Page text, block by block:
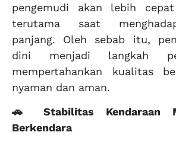
pengemudi akan lebih
terutama saat
panjang. Oleh sebab itu,
dini menjadi langkah
mempertahankan kualitas
nyaman dan aman.
🚗 Stabilitas Kendaraan
Berkendara